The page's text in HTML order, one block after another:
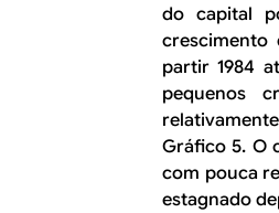
do capital
crescimento
partir 1984
pequenos
Gráfico 5. O
com pouca
estagnado